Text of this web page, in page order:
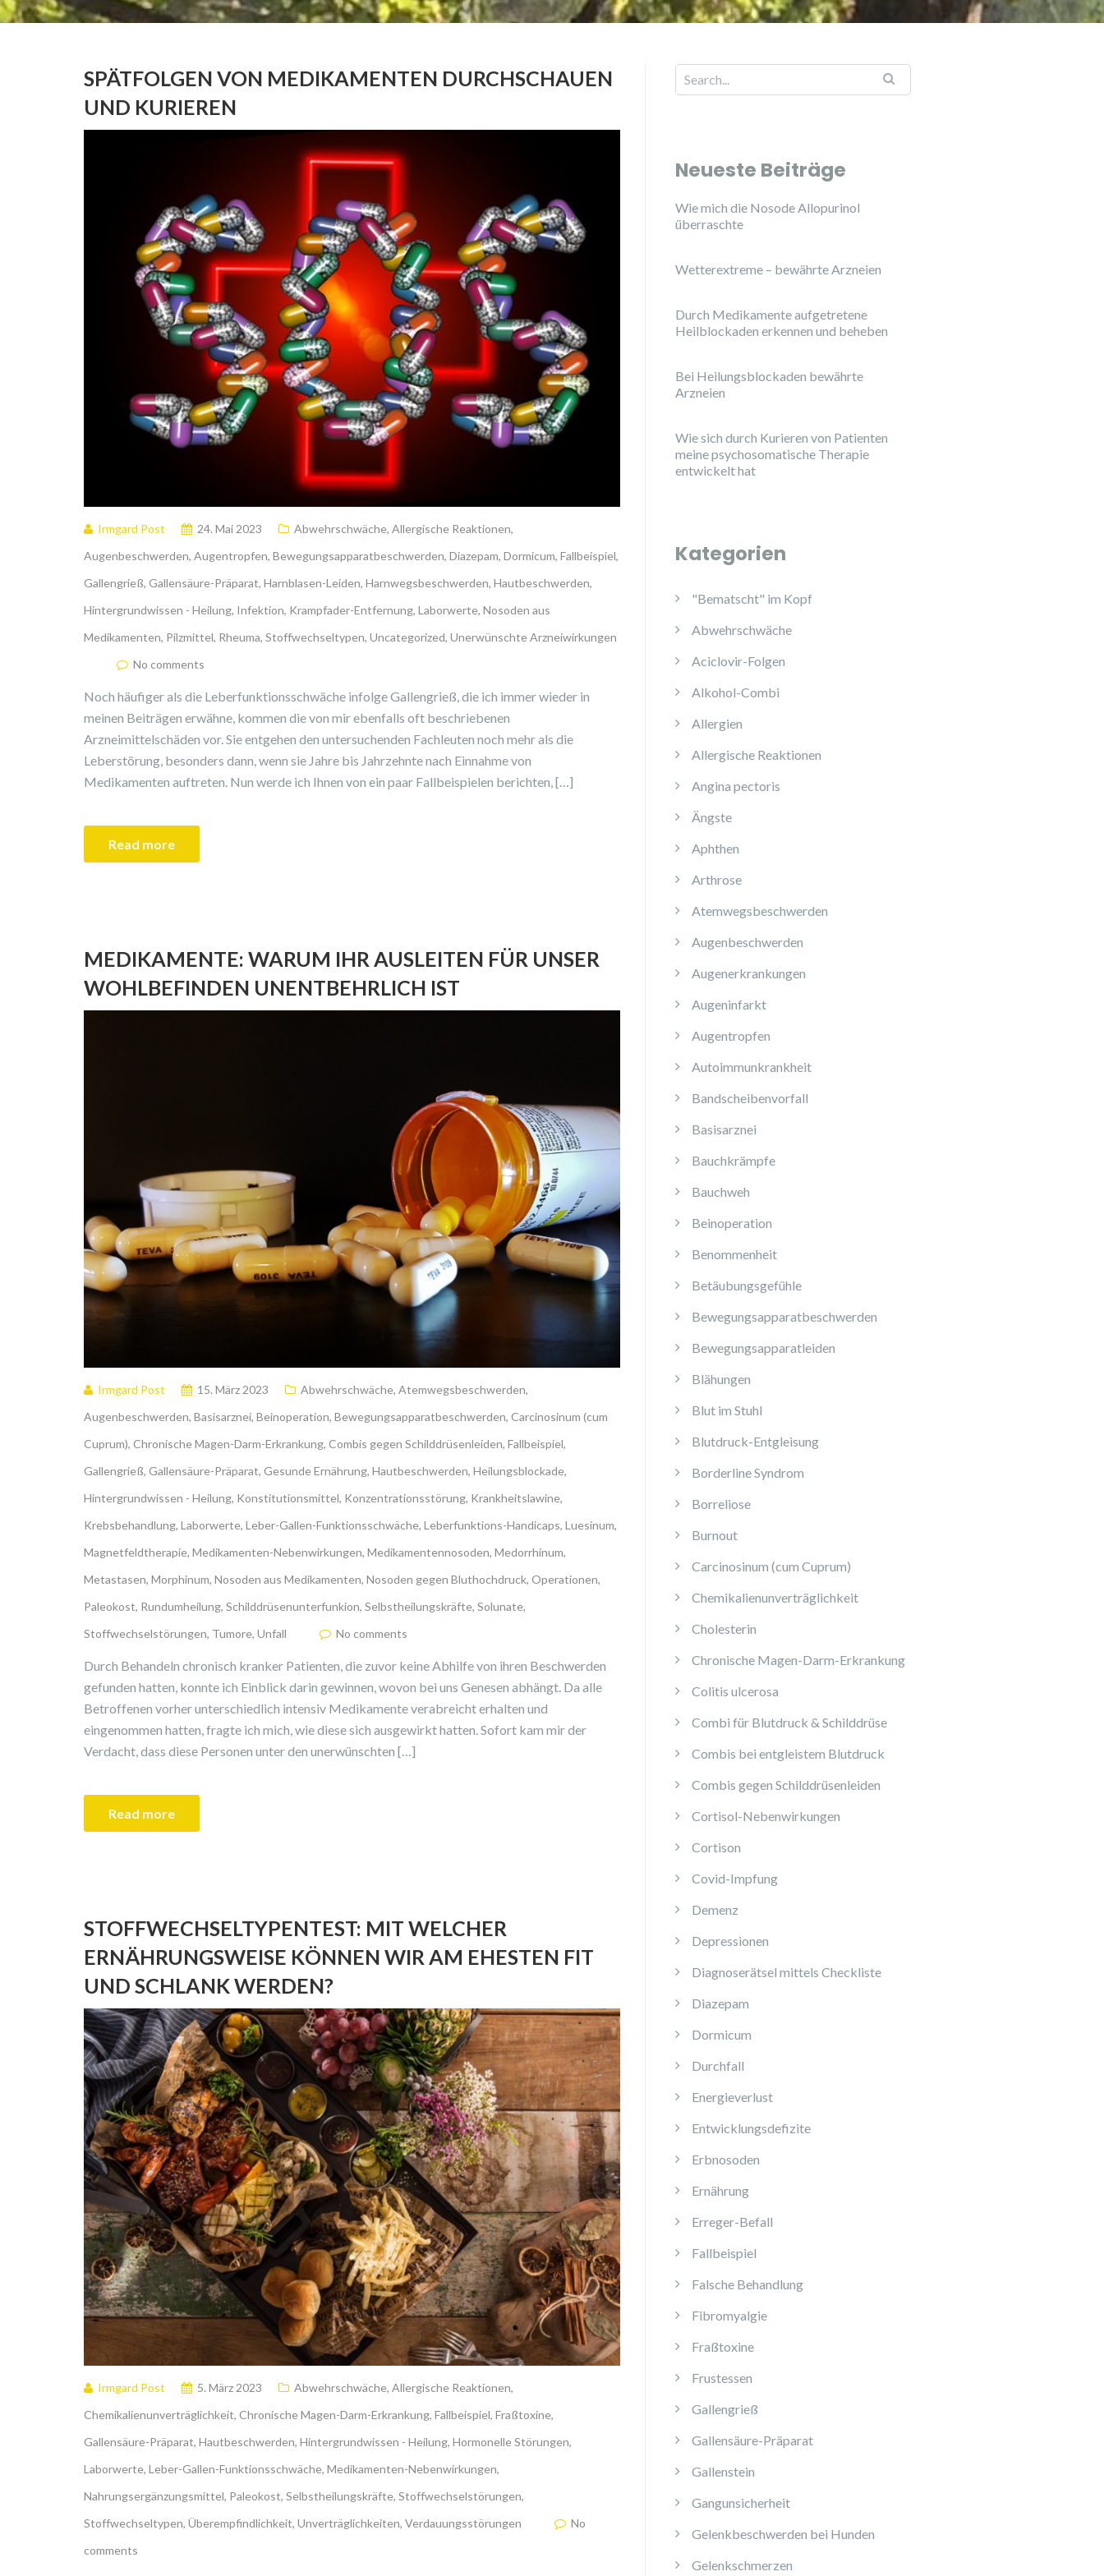
SPÄTFOLGEN VON MEDIKAMENTEN DURCHSCHAUEN
UND KURIEREN
Irmgard Post 24. Mai 2023 Abwehrschwäche, Allergische Reaktionen,
Augenbeschwerden, Augentropfen, Bewegungsapparatbeschwerden, Diazepam, Dormicum, Fallbeispiel,
Gallengrieß, Gallensäure-Präparat, Harnblasen-Leiden, Harnwegsbeschwerden, Hautbeschwerden,
Hintergrundwissen - Heilung, Infektion, Krampfader-Entfernung, Laborwerte, Nosoden aus
Medikamenten, Pilzmittel, Rheuma, Stoffwechseltypen, Uncategorized, Unerwünschte Arzneiwirkungen
No comments
Noch häufiger als die Leberfunktionsschwäche infolge Gallengrieß, die ich immer wieder in
meinen Beiträgen erwähne, kommen die von mir ebenfalls oft beschriebenen
Arzneimittelschäden vor. Sie entgehen den untersuchenden Fachleuten noch mehr als die
Leberstörung, besonders dann, wenn sie Jahre bis Jahrzehnte nach Einnahme von
Medikamenten auftreten. Nun werde ich Ihnen von ein paar Fallbeispielen berichten, […]
Read more
MEDIKAMENTE: WARUM IHR AUSLEITEN FÜR UNSER
WOHLBEFINDEN UNENTBEHRLICH IST
Irmgard Post 15. März 2023 Abwehrschwäche, Atemwegsbeschwerden,
Augenbeschwerden, Basisarznei, Beinoperation, Bewegungsapparatbeschwerden, Carcinosinum (cum
Cuprum), Chronische Magen-Darm-Erkrankung, Combis gegen Schilddrüsenleiden, Fallbeispiel,
Gallengrieß, Gallensäure-Präparat, Gesunde Ernährung, Hautbeschwerden, Heilungsblockade,
Hintergrundwissen - Heilung, Konstitutionsmittel, Konzentrationsstörung, Krankheitslawine,
Krebsbehandlung, Laborwerte, Leber-Gallen-Funktionsschwäche, Leberfunktions-Handicaps, Luesinum,
Magnetfeldtherapie, Medikamenten-Nebenwirkungen, Medikamentennosoden, Medorrhinum,
Metastasen, Morphinum, Nosoden aus Medikamenten, Nosoden gegen Bluthochdruck, Operationen,
Paleokost, Rundumheilung, Schilddrüsenunterfunkion, Selbstheilungskräfte, Solunate,
Stoffwechselstörungen, Tumore, Unfall No comments
Durch Behandeln chronisch kranker Patienten, die zuvor keine Abhilfe von ihren Beschwerden
gefunden hatten, konnte ich Einblick darin gewinnen, wovon bei uns Genesen abhängt. Da alle
Betroffenen vorher unterschiedlich intensiv Medikamente verabreicht erhalten und
eingenommen hatten, fragte ich mich, wie diese sich ausgewirkt hatten. Sofort kam mir der
Verdacht, dass diese Personen unter den unerwünschten […]
Read more
STOFFWECHSELTYPENTEST: MIT WELCHER
ERNÄHRUNGSWEISE KÖNNEN WIR AM EHESTEN FIT
UND SCHLANK WERDEN?
Irmgard Post 5. März 2023 Abwehrschwäche, Allergische Reaktionen,
Chemikalienunverträglichkeit, Chronische Magen-Darm-Erkrankung, Fallbeispiel, Fraßtoxine,
Gallensäure-Präparat, Hautbeschwerden, Hintergrundwissen - Heilung, Hormonelle Störungen,
Laborwerte, Leber-Gallen-Funktionsschwäche, Medikamenten-Nebenwirkungen,
Nahrungsergänzungsmittel, Paleokost, Selbstheilungskräfte, Stoffwechselstörungen,
Stoffwechseltypen, Überempfindlichkeit, Unverträglichkeiten, Verdauungsstörungen
No
comments
Neueste Beiträge
Wie mich die Nosode Allopurinol
überraschte
Wetterextreme – bewährte Arzneien
Durch Medikamente aufgetretene
Heilblockaden erkennen und beheben
Bei Heilungsblockaden bewährte
Arzneien
Wie sich durch Kurieren von Patienten
meine psychosomatische Therapie
entwickelt hat
Kategorien
"Bematscht" im Kopf
Abwehrschwäche
Aciclovir-Folgen
Alkohol-Combi
Allergien
Allergische Reaktionen
Angina pectoris
Ängste
Aphthen
Arthrose
Atemwegsbeschwerden
Augenbeschwerden
Augenerkrankungen
Augeninfarkt
Augentropfen
Autoimmunkrankheit
Bandscheibenvorfall
Basisarznei
Bauchkrämpfe
Bauchweh
Beinoperation
Benommenheit
Betäubungsgefühle
Bewegungsapparatbeschwerden
Bewegungsapparatleiden
Blähungen
Blut im Stuhl
Blutdruck-Entgleisung
Borderline Syndrom
Borreliose
Burnout
Carcinosinum (cum Cuprum)
Chemikalienunverträglichkeit
Cholesterin
Chronische Magen-Darm-Erkrankung
Colitis ulcerosa
Combi für Blutdruck & Schilddrüse
Combis bei entgleistem Blutdruck
Combis gegen Schilddrüsenleiden
Cortisol-Nebenwirkungen
Cortison
Covid-Impfung
Demenz
Depressionen
Diagnoserätsel mittels Checkliste
Diazepam
Dormicum
Durchfall
Energieverlust
Entwicklungsdefizite
Erbnosoden
Ernährung
Erreger-Befall
Fallbeispiel
Falsche Behandlung
Fibromyalgie
Fraßtoxine
Frustessen
Gallengrieß
Gallensäure-Präparat
Gallenstein
Gangunsicherheit
Gelenkbeschwerden bei Hunden
Gelenkschmerzen